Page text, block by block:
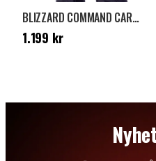
BLIZZARD COMMAND CARGO JEANS - SVART/SVART
Pris:1.199 kr
1.199 kr